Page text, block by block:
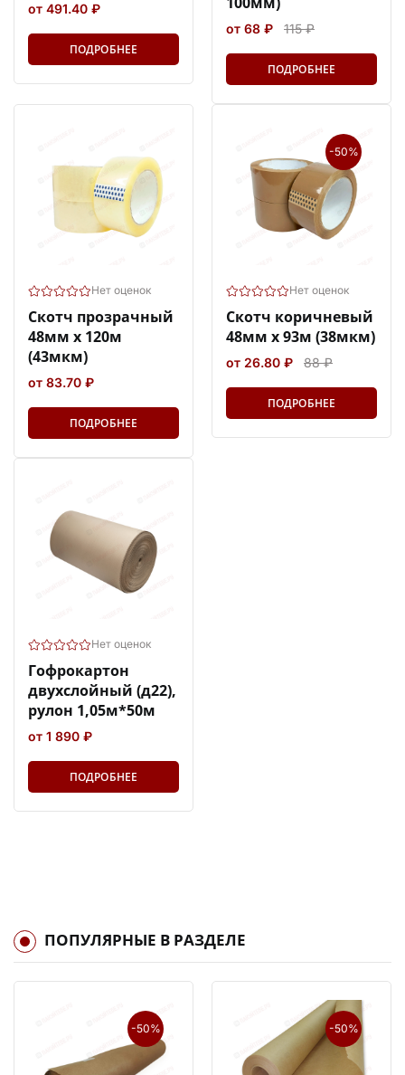
от 491.40 ₽
ПОДРОБНЕЕ
от 68 ₽ 115 ₽
ПОДРОБНЕЕ
Нет оценок
Скотч прозрачный
48мм х 120м
(43мкм)
от 83.70 ₽
ПОДРОБНЕЕ
-50%
Нет оценок
Скотч коричневый
48мм х 93м (38мкм)
от 26.80 ₽ 88 ₽
ПОДРОБНЕЕ
Нет оценок
Гофрокартон
двухслойный (д22),
рулон 1,05м*50м
от 1 890 ₽
ПОДРОБНЕЕ
ПОПУЛЯРНЫЕ В РАЗДЕЛЕ
-50% -50%